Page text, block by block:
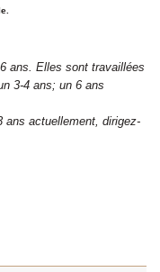
ans. Elles sont travaillées
3-4 ans; un 6 ans
ans actuellement, dirigez-